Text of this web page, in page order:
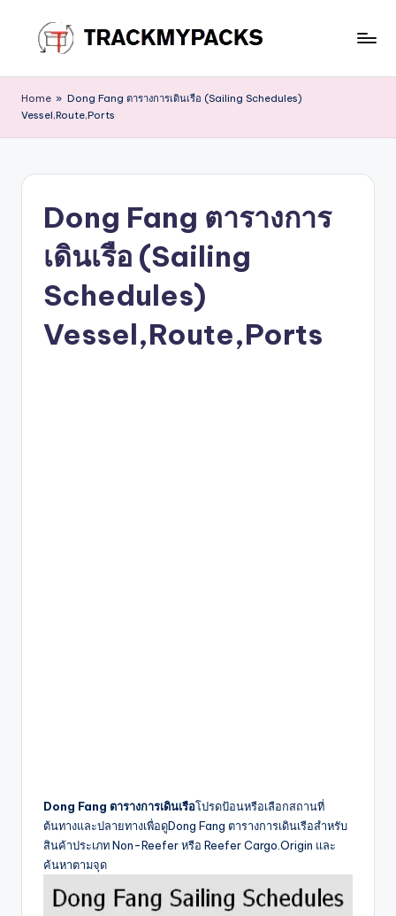
content
r
a
M
Home » Dong Fang ตารางการเดินเรือ (Sailing Schedules)
Vessel,Route,Ports
Dong Fang ตารางการ
เดินเรือ (Sailing
Schedules)
Vessel,Route,Ports
Dong Fang ตารางการเดินเรือโปรดป้อนหรือเลือกสถานที่
ต้นทางและปลายทางเพื่อดูDong Fang ตารางการเดินเรือสำหรับ
สินค้าประเภท Non-Reefer หรือ Reefer Cargo.Origin และ
ค้นหาตามจุด